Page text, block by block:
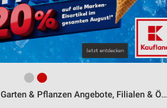
Garten & Pflanzen Angebote, Filialen & Öffnungszeiten